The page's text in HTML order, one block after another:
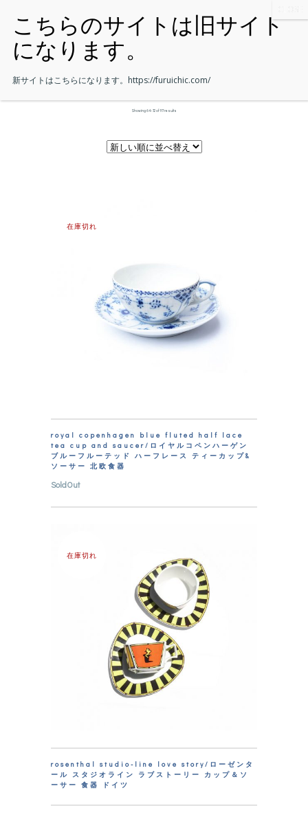
Showing 64–72 of 117 results
在庫切れ
royal copenhagen blue fluted half lace
tea cup and saucer/ロイヤルコペンハーゲン
ブルーフルーテッド ハーフレース ティーカップ&
ソーサー 北欧食器
SoldOut
在庫切れ
rosenthal studio-line love story/ローゼンタ
ール スタジオライン ラブストーリー カップ＆ソ
ーサー 食器 ドイツ
新サイトはこちらになります。 https://furuichic.com/